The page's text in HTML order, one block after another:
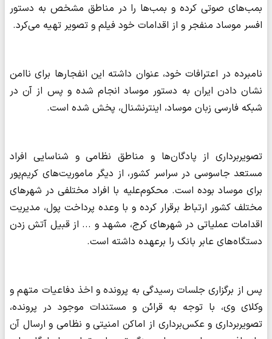
بمب‌های صوتی کرده و بمب‌ها را در مناطق مشخص به دستور
افسر موساد منفجر و از اقدامات خود فیلم و تصویر تهیه می‌کرد.
نامبرده در اعترافات خود، عنوان داشته این انفجارها برای ناامن
نشان دادن ایران به دستور موساد انجام شده و پس از آن در
شبکه فارسی زبان موساد، اینترنشنال، پخش شده است.
تصویربرداری از پادگان‌ها و مناطق نظامی و شناسایی افراد
مستعد جاسوسی در سراسر کشور، از دیگر ماموریت‌های کریم‌پور
برای موساد بوده است. محکوم‌علیه با افراد مختلفی در شهرهای
مختلف کشور ارتباط برقرار کرده و با وعده پرداخت پول، مدیریت
اقدامات عملیاتی در شهرهای کرج، مشهد و ... از قبیل آتش زدن
دستگاه‌های عابر بانک را برعهده داشته است.
پس از برگزاری جلسات رسیدگی به پرونده و اخذ دفاعیات متهم و
وکلای وی، با توجه به قرائن و مستندات موجود در پرونده،
تصویربرداری و عکس‌برداری از اماکن امنیتی و نظامی و ارسال آن